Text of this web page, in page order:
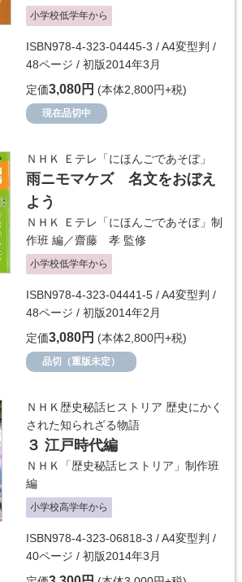
小学校低学年から
ISBN978-4-323-04445-3 / A4変型判 /
48ページ / 初版2014年3月
定価3,080円 (本体2,800円+税)
現在品切中
ＮＨＫ Ｅテレ「にほんごであそぼ」
雨ニモマケズ 名文をおぼえ
よう
ＮＨＫ Ｅテレ「にほんごであそぼ」制
作班 編／齋藤 孝 監修
小学校低学年から
ISBN978-4-323-04441-5 / A4変型判 /
48ページ / 初版2014年2月
定価3,080円 (本体2,800円+税)
品切（重版未定）
ＮＨＫ歴史秘話ヒストリア 歴史にかく
された知られざる物語
３ 江戸時代編
ＮＨＫ「歴史秘話ヒストリア」制作班
編
小学校高学年から
ISBN978-4-323-06818-3 / A4変型判 /
40ページ / 初版2014年3月